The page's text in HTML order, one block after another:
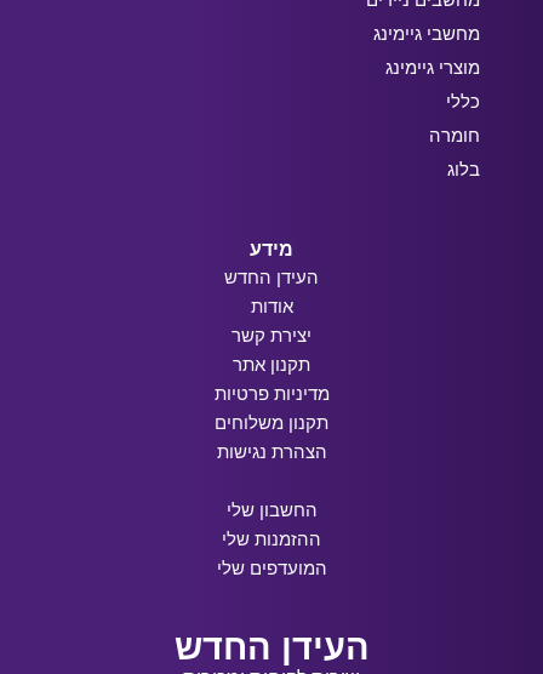
מחשבי גיימינג
מוצרי גיימינג
כללי
חומרה
בלוג
מידע
העידן החדש
אודות
יצירת קשר
תקנון אתר
מדיניות פרטיות
תקנון משלוחים
הצהרת נגישות
החשבון שלי
ההזמנות שלי
המועדפים שלי
העידן החדש